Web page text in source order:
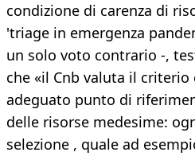
condizione di carenza di
'triage in emergenza
un solo voto contrario -,
che «il Cnb valuta il
adeguato punto di
delle risorse medesime:
selezione , quale ad